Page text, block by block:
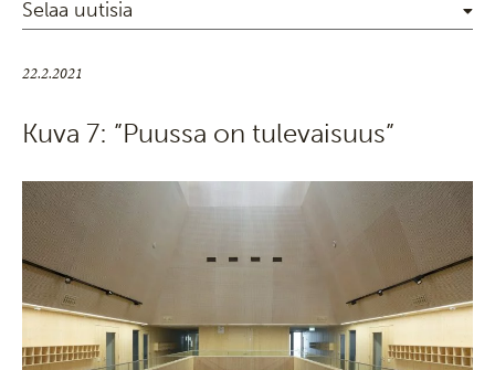
Selaa uutisia
22.2.2021
Kuva 7: ”Puussa on tulevaisuus”